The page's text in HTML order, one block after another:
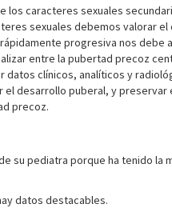
caracteres sexuales
sexuales debemos valorar
progresiva nos debe
entre la pubertad precoz
datos clínicos, analíticos y
desarrollo puberal, y
precoz.
su pediatra porque ha tenido la
datos destacables.